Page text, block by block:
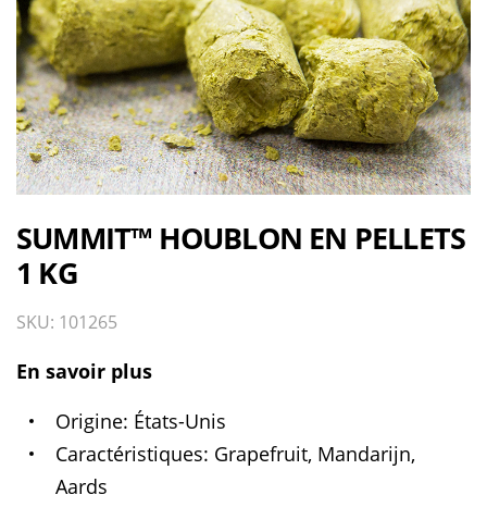
SUMMIT™ HOUBLON EN PELLETS
1 KG
SKU: 101265
En savoir plus
Origine États-Unis
Caractéristiques Grapefruit, Mandarijn,
Aards